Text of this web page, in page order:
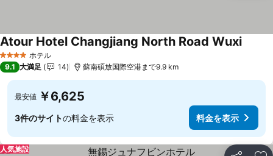
4 ホテルのランク
ホテル
Atour Hotel Changjiang North Road Wuxi
9.1 大満足 14 蘇南碩放国際空港まで9.9 km
最安値 ￥6,625
3件のサイトの料金を表示 料金を表示
人気施設